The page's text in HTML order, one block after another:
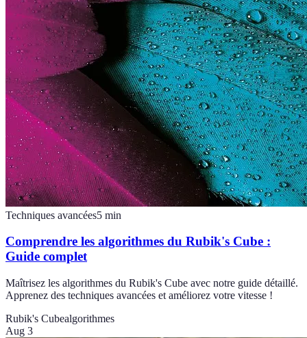
Techniques avancées5 min
Comprendre les algorithmes du Rubik's Cube :
Guide complet
Maîtrisez les algorithmes du Rubik's Cube avec notre guide détaillé.
Apprenez des techniques avancées et améliorez votre vitesse !
Rubik's Cubealgorithmes
Aug 3